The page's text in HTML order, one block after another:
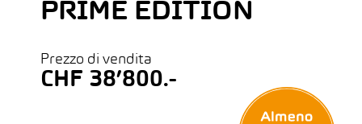
PRIME EDITION
Prezzo di vendita
CHF 38’800.-